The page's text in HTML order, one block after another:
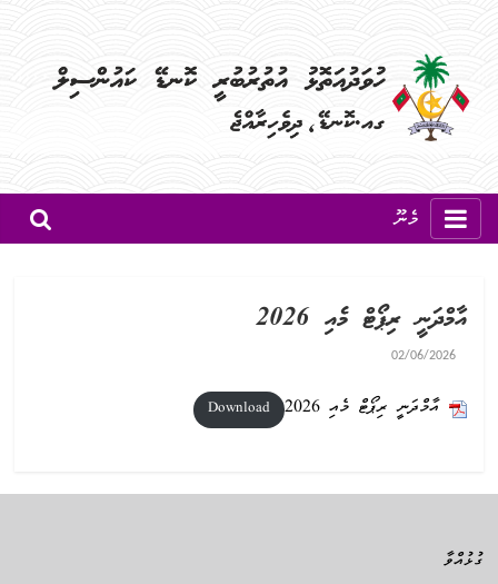
މެނޫ
އާމްދަނީ ރިޕޯޓް މެއި 2026
02/06/2026
އާމްދަނީ ރިޕޯޓް މެއި 2026 Download
ގުޅުއްވާ